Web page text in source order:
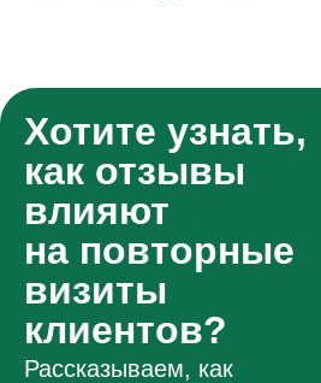
Хотите узнать,
как отзывы
влияют
на повторные
визиты
клиентов?
Рассказываем, как